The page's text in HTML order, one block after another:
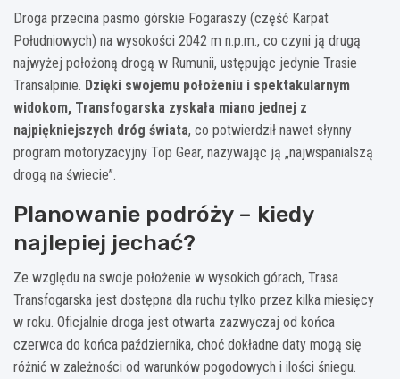
Droga przecina pasmo górskie Fogaraszy (część Karpat
Południowych) na wysokości 2042 m n.p.m., co czyni ją drugą
najwyżej położoną drogą w Rumunii, ustępując jedynie Trasie
Transalpinie. Dzięki swojemu położeniu i spektakularnym
widokom, Transfogarska zyskała miano jednej z
najpiękniejszych dróg świata, co potwierdził nawet słynny
program motoryzacyjny Top Gear, nazywając ją „najwspanialszą
drogą na świecie”.
Planowanie podróży – kiedy
najlepiej jechać?
Ze względu na swoje położenie w wysokich górach, Trasa
Transfogarska jest dostępna dla ruchu tylko przez kilka miesięcy
w roku. Oficjalnie droga jest otwarta zazwyczaj od końca
czerwca do końca października, choć dokładne daty mogą się
różnić w zależności od warunków pogodowych i ilości śniegu.